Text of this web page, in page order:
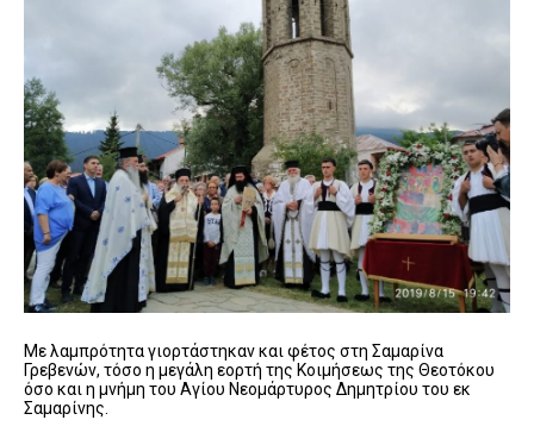
Με λαμπρότητα γιορτάστηκαν και φέτος στη Σαμαρίνα
Γρεβενών, τόσο η μεγάλη εορτή της Κοιμήσεως της Θεοτόκου
όσο και η μνήμη του Αγίου Νεομάρτυρος Δημητρίου του εκ
Σαμαρίνης.